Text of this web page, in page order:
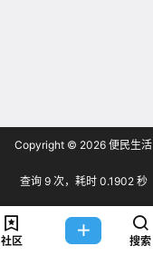
Copyright © 2026 便民生活
查询 9 次，耗时 0.1902 秒
社区 搜索